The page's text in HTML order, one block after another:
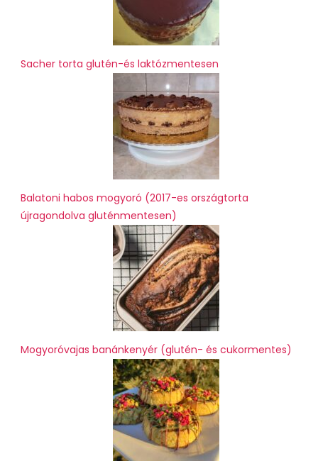
Sacher torta glutén-és laktózmentesen
Balatoni habos mogyoró (2017-es országtorta
újragondolva gluténmentesen)
Mogyoróvajas banánkenyér (glutén- és cukormentes)